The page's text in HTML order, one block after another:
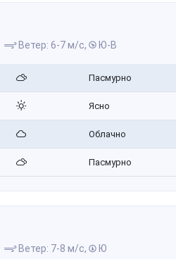
Ветер: 6-7 м/с, Ю-В
Пасмурно
Ясно
Облачно
Пасмурно
Ветер: 7-8 м/с, Ю